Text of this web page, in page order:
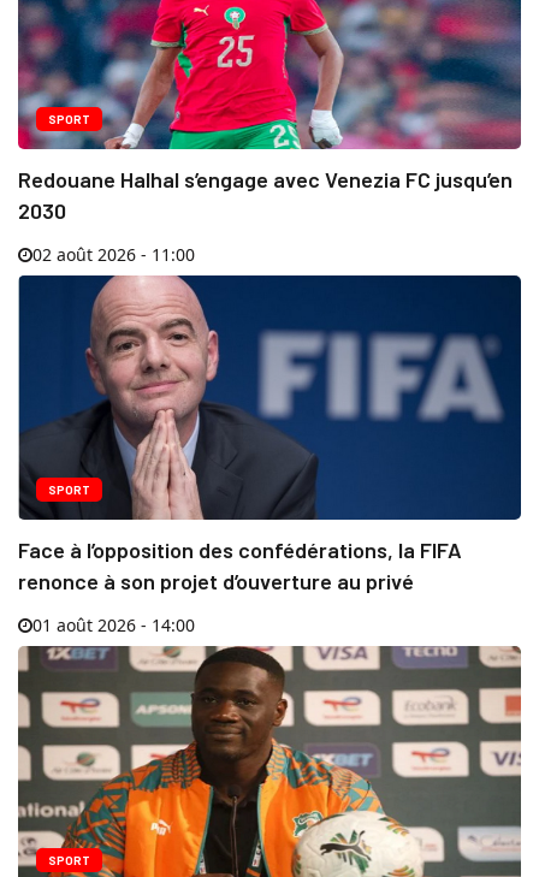
SPORT
Redouane Halhal s’engage avec Venezia FC jusqu’en
2030
02 août 2026 - 11:00
SPORT
Face à l’opposition des confédérations, la FIFA
renonce à son projet d’ouverture au privé
01 août 2026 - 14:00
SPORT